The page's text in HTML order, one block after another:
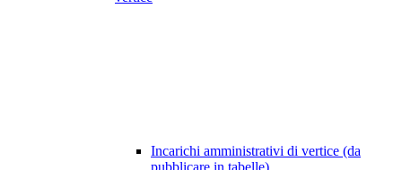
Incarichi amministrativi di vertice (da